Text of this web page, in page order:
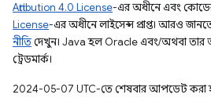
Attribution 4.0 License-এর অধীনে এবং
License-এর অধীনে লাইসেন্স প্রাপ্ত। আরও
নীতিদেখুন। Java হল Oracle এবং/অথবা তার
ট্রেডমার্ক।
2024-05-07 UTC-তে শেষবার আপডেট করা